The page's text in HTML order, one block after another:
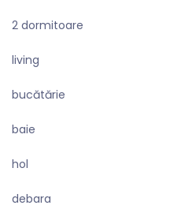
2 dormitoare
living
bucătărie
baie
hol
debara